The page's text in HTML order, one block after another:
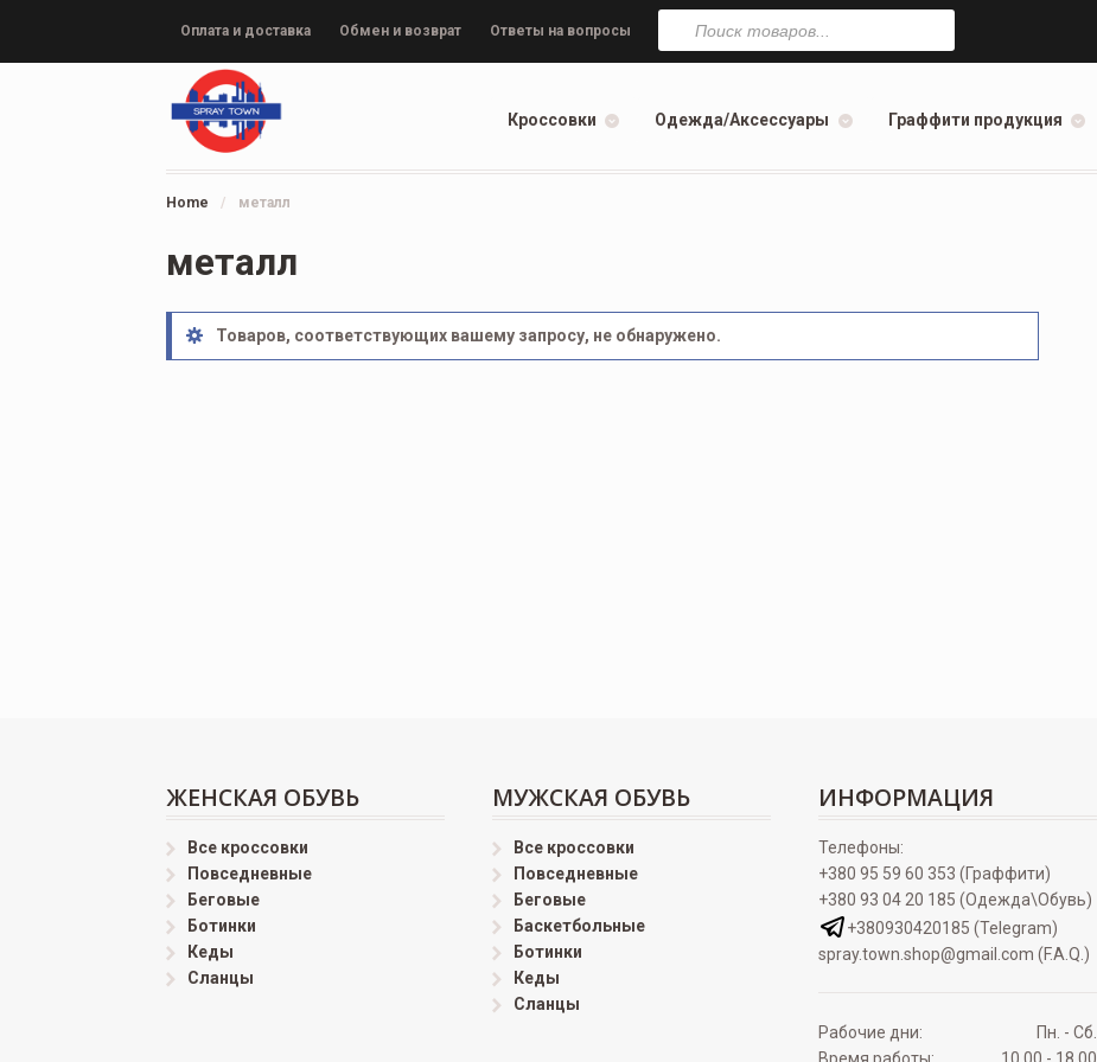
Оплата и доставка Обмен и возврат Ответы на вопросы
Поиск
товаров
Кроссовки Одежда/Аксессуары Граффити продукция
Home / металл
металл
Товаров, соответствующих вашему запросу, не обнаружено.
ЖЕНСКАЯ ОБУВЬ
Все кроссовки
Повседневные
Беговые
Ботинки
Кеды
Сланцы
МУЖСКАЯ ОБУВЬ
Все кроссовки
Повседневные
Беговые
Баскетбольные
Ботинки
Кеды
Сланцы
ИНФОРМАЦИЯ
Телефоны:
+380 95 59 60 353 (Граффити)
+380 93 04 20 185 (Одежда\Обувь)
+380930420185 (Telegram)
spray.town.shop@gmail.com (F.A.Q.)
Рабочие дни:
Пн. - Сб.